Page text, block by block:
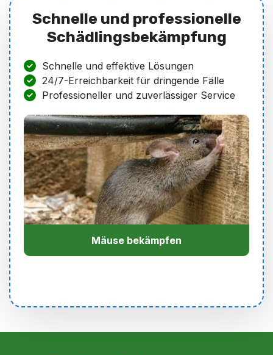
Schnelle und professionelle
Schädlingsbekämpfung
Schnelle und effektive Lösungen
24/7-Erreichbarkeit für dringende Fälle
Professioneller und zuverlässiger Service
Mäuse bekämpfen